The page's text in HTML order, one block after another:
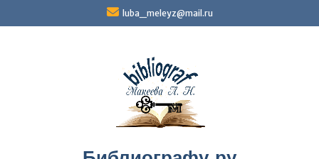
luba_meleyz@mail.ru